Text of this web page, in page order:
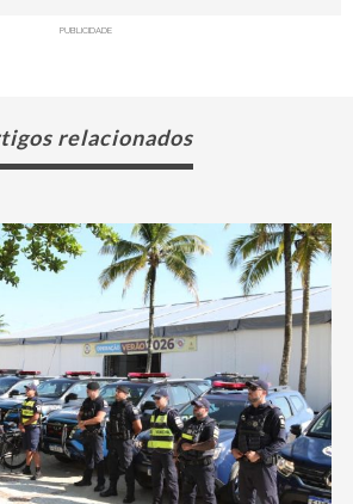
PUBLICIDADE
relacionados